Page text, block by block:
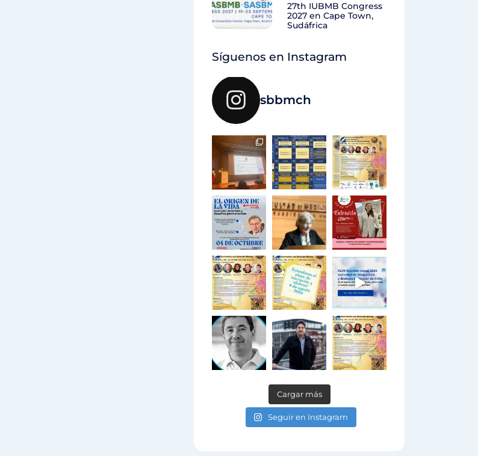
27th IUBMB Congress
2027 en Cape Town,
Sudáfrica
Síguenos en Instagram
sbbmch
Cargar más
Seguir en Instagram